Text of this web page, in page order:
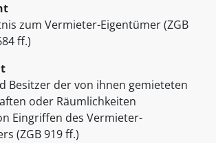
zum Vermieter-Eigentümer (ZGB
ff.)
Besitzer der von ihnen gemieteten
oder Räumlichkeiten
Eingriffen des Vermieter-
(ZGB 919 ff.)